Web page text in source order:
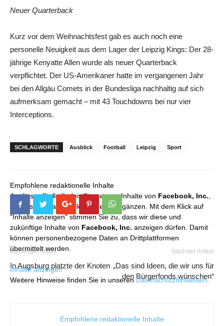
Neuer Quarterback
Kurz vor dem Weihnachtsfest gab es auch noch eine
personelle Neuigkeit aus dem Lager der Leipzig Kings: Der 28-
jährige Kenyatte Allen wurde als neuer Quarterback
verpflichtet. Der US-Amerikaner hatte im vergangenen Jahr
bei den Allgäu Comets in der Bundesliga nachhaltig auf sich
aufmerksam gemacht – mit 43 Touchdowns bei nur vier
Interceptions.
SCHLAGWORTE Ausblick Football Leipzig Sport
Empfohlene redaktionelle Inhalte
An dieser Stelle finden Sie externe Inhalte von Facebook, Inc.
die unser redaktionelles Angebot ergänzen. Mit dem Klick auf
"Inhalte anzeigen" stimmen Sie zu, dass wir diese und
zukünftige Inhalte von Facebook, Inc. anzeigen dürfen. Damit
können personenbezogene Daten an Drittplattformen
übermittelt werden.
Inhalte anzeigen
Weitere Hinweise finden Sie in unseren Datenschutzhinweisen.
Vorheriger Artikel
In Augsburg platzte der Knoten
Nächster Artikel
„Das sind Ideen, die wir uns für
den Bürgerfonds wünschen“
Empfohlene redaktionelle Inhalte